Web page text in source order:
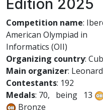
Edition 2025
Competition name:
American Olympiad in
Informatics (OII)
Organizing country:
Main organizer:
Contestants: 192
Medals: 70, being 13
Bronze